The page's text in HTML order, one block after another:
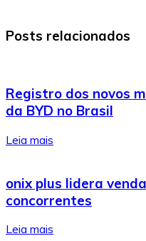
Posts relacionados
Registro dos novos
da BYD no Brasil
Leia mais
onix plus lidera
concorrentes
Leia mais